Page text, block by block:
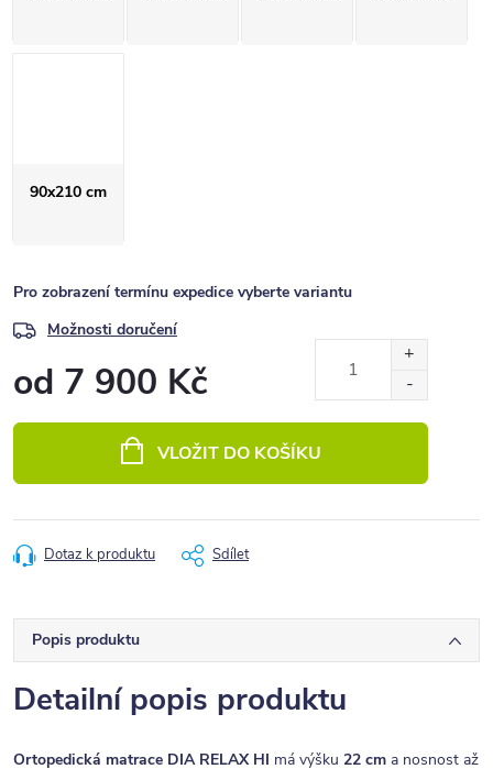
90x210 cm
Pro zobrazení termínu expedice vyberte variantu
Možnosti doručení
od 7 900 Kč
VLOŽIT DO KOŠÍKU
Dotaz k produktu Sdílet
Popis produktu
Detailní popis produktu
Ortopedická matrace DIA RELAX HI má výšku 22 cm a nosnost až